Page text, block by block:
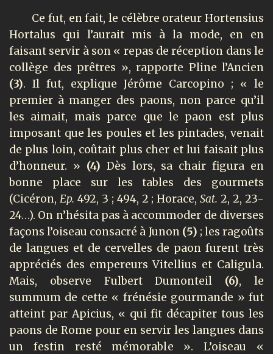
Ce fut, en fait, le célèbre orateur Hortensius
Hortalus qui l’aurait mis à la mode, en en
faisant servir à son « repas de réception dans le
collège des prêtres », rapporte Pline l’Ancien
(3). Il fut, explique Jérôme Carcopino ; « le
premier à manger des paons, non parce qu’il
les aimait, mais parce que le paon est plus
imposant que les poules et les pintades, venait
de plus loin, coûtait plus cher et lui faisait plus
d’honneur. » (4) Dès lors, sa chair figura en
bonne place sur les tables des gourmets
(Cicéron, Ep. 492, 3 ; 494, 2 ; Horace,Sat.2, 2, 23-
24…). On n’hésita pas à accommoder de diverses
façons l’oiseau consacré à Junon (5) ; les ragoûts
de langues et de cervelles de paon furent très
appréciés des empereurs Vitellius et Caligula.
Mais, observe Fulbert Dumonteil (6), le
summum de cette « frénésie gourmande » fut
atteint par Apicius, « qui fit décapiter tous les
paons de Rome pour en servir les langues dans
un festin resté mémorable ». L’oiseau «